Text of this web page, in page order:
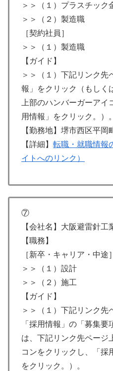
＞＞（１）プラスチック
＞＞（２）製造職
［契約社員］
＞＞（１）製造職
【ガイド】
＞＞（１）下記リンク先
報」をクリック（もしく
上部のハンバーガーア
用情報」をクリック。）。
【勤務地】堺市西区平岡
【詳細】 転職・就職情報
イトへのリンク）
⑦
【会社名】大阪避雷針工
【職務】
［新卒・キャリア・中途］
＞＞（１）設計
＞＞（２）施工
【ガイド】
＞＞（１）下記リンク先
「採用情報」の「募集要
は、下記リンク先ページ
コンをクリックし、「採
をクリック。）。